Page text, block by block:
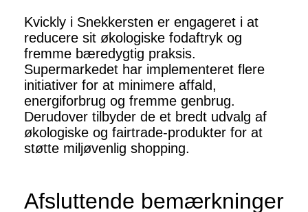
Kvickly i Snekkersten er engageret i at
reducere sit økologiske fodaftryk og
fremme bæredygtig praksis.
Supermarkedet har implementeret flere
initiativer for at minimere affald,
energiforbrug og fremme genbrug.
Derudover tilbyder de et bredt udvalg af
økologiske og fairtrade-produkter for at
støtte miljøvenlig shopping.
Afsluttende bemærkninger